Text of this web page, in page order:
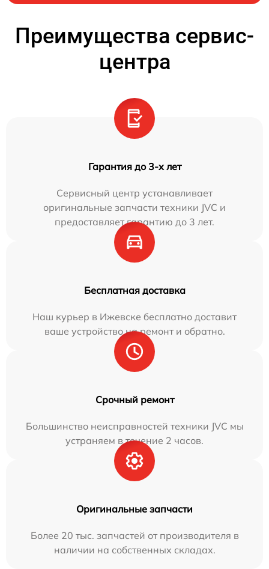
Преимущества сервис-
центра
Гарантия до 3-х лет
Сервисный центр устанавливает
оригинальные запчасти техники JVC и
предоставляет гарантию до 3 лет.
Бесплатная доставка
Наш курьер в Ижевске бесплатно доставит
ваше устройство на ремонт и обратно.
Срочный ремонт
Большинство неисправностей техники JVC мы
устраняем в течение 2 часов.
Оригинальные запчасти
Более 20 тыс. запчастей от производителя в
наличии на собственных складах.